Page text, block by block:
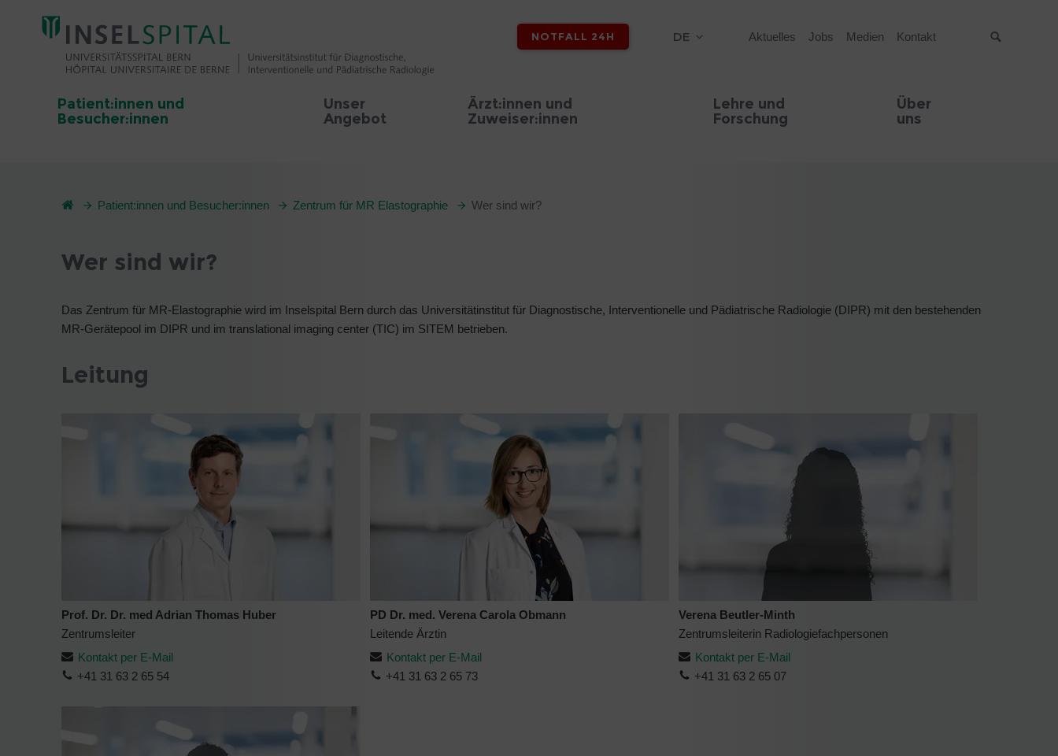
NOTFALL 24H DE Aktuelles Jobs Medien Kontakt
Patient:innen und
Besucher:innen
Unser
Angebot
Ärzt:innen und
Zuweiser:innen
Lehre und
Forschung
Über
uns
Patient:innen und Besucher:innen Zentrum für MR Elastographie Wer sind wir?
Wer sind wir?
Das Zentrum für MR-Elastographie wird im Inselspital Bern durch das Universitätinstitut für Diagnostische, Interventionelle und Pädiatrische Radiologie (DIPR) mit den bestehenden
MR-Gerätepool im DIPR und im translational imaging center (TIC) im SITEM betrieben.
Leitung
Prof. Dr. Dr. med Adrian Thomas Huber
Zentrumsleiter
Kontakt per E-Mail
+41 31 63 2 65 54
PD Dr. med. Verena Carola Obmann
Leitende Ärztin
Kontakt per E-Mail
+41 31 63 2 65 73
Verena Beutler-Minth
Zentrumsleiterin Radiologiefachpersonen
Kontakt per E-Mail
+41 31 63 2 65 07